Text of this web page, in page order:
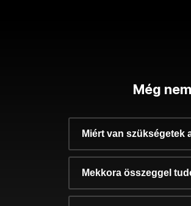
Még
Miért van szükségetek
Mekkora összeggel